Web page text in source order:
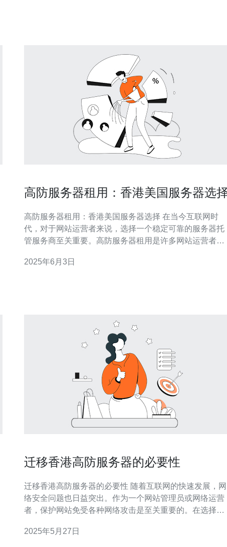
高防服务器租用：香港美国服务器选
高防服务器租用：香港美国服务器选择 在当今互联网时
代，对于网站运营者来说，选择一个稳定可靠的服务器托
管服务商至关重要。高防服务器租用是许多网站运营者的
胁。在选择高防服务器时，香港和美国服务器是两个热门
2025年6月3日
迁移香港高防服务器的必要性
迁移香港高防服务器的必要性 随着互联网的快速发展，网
络安全问题也日益突出。作为一个网站管理员或网络运营
者，保护网站免受各种网络攻击是至关重要的。在选择服
防御能力和稳定性。 香港高防服务器拥有先进的防御设
2025年5月27日